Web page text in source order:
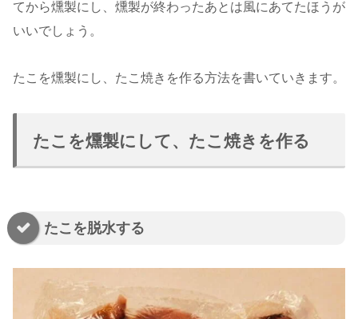
てから燻製にし、燻製が終わったあとは風にあてたほうが
いいでしょう。
たこを燻製にし、たこ焼きを作る方法を書いていきます。
たこを燻製にして、たこ焼きを作る
たこを脱水する